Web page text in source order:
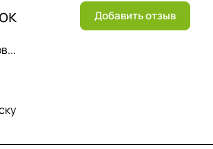
Добавить отзыв